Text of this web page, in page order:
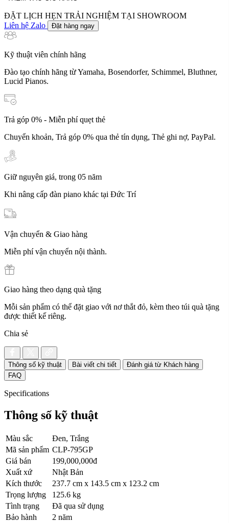
số
lượng
ĐẶT LỊCH HẸN TRẢI NGHIỆM TẠI SHOWROOM
Liên hệ Zalo
Đặt hàng ngay
Kỹ thuật viên chính hãng
Đào tạo chính hãng từ Yamaha, Bosendorfer, Schimmel, Bluthner,
Lucid Pianos.
Trả góp 0% - Miễn phí quẹt thẻ
Chuyển khoản, Trả góp 0% qua thẻ tín dụng, Thẻ ghi nợ, PayPal.
Giữ nguyên giá, trong 05 năm
Khi nâng cấp đàn piano khác tại Đức Trí
Vận chuyển & Giao hàng
Miễn phí vận chuyển nội thành.
Giao hàng theo dạng quà tặng
Mỗi sản phẩm có thể đặt giao với nơ thắt đỏ, kèm theo túi quà tặng
được thiết kế riêng.
Chia sẻ
Thông số kỹ thuật Bài viết chi tiết
Đánh giá từ Khách hàng
FAQ
Specifications
Thông số kỹ thuật
Màu sắc
Đen, Trắng
Mã sản phẩm CLP-795GP
Giá bán
199,000,000đ
Xuất xứ
Nhật Bản
Kích thước
237.7 cm x 143.5 cm x 123.2 cm
Trọng lượng
125.6 kg
Tình trạng
Đã qua sử dụng
Bảo hành
2 năm